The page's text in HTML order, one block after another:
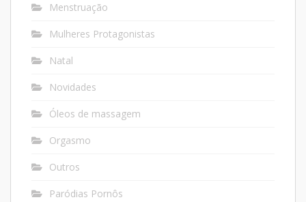
Menstruação
Mulheres Protagonistas
Natal
Novidades
Óleos de massagem
Orgasmo
Outros
Paródias Pornôs